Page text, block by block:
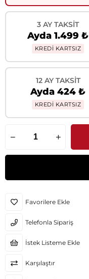
3 AY TAKSIT
Ayda 1.499 ₺
KREDİ KARTSIZ
12 AY TAKSIT
Ayda 424 ₺
KREDİ KARTSIZ
Favorilere Ekle
Telefonla Sipariş
İstek Listeme Ekle
Karşılaştır